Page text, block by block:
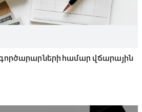
գործարարների համար վճարային